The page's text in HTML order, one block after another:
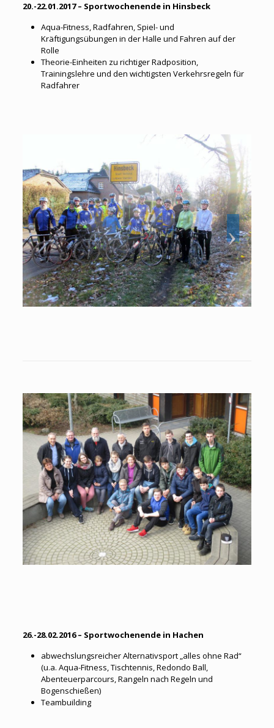
20.-22.01.2017 – Sportwochenende in Hinsbeck
Aqua-Fitness, Radfahren, Spiel- und
Kräftigungsübungen in der Halle und Fahren auf der
Rolle
Theorie-Einheiten zu richtiger Radposition,
Trainingslehre und den wichtigsten Verkehrsregeln für
Radfahrer
26.-28.02.2016 – Sportwochenende in Hachen
abwechslungsreicher Alternativsport „alles ohne Rad“
(u.a. Aqua-Fitness, Tischtennis, Redondo Ball,
Abenteuerparcours, Rangeln nach Regeln und
Bogenschießen)
Teambuilding